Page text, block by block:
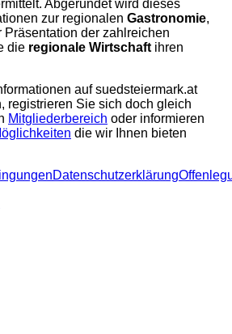
Abgerundet wird dieses
zur regionalen Gastronomie,
Präsentation der zahlreichen
die regionale Wirtschaft ihren
auf suedsteiermark.at
registrieren Sie sich doch gleich
Mitgliederbereich oder informieren
die wir Ihnen bieten
Datenschutzerklärung